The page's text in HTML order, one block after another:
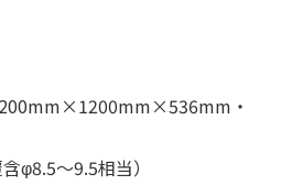
・
φ8.5～9.5相当）